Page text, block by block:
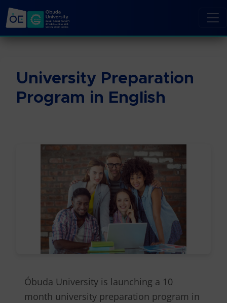
University Preparation
Program in English
Óbuda University is launching a 10
month university preparation program in